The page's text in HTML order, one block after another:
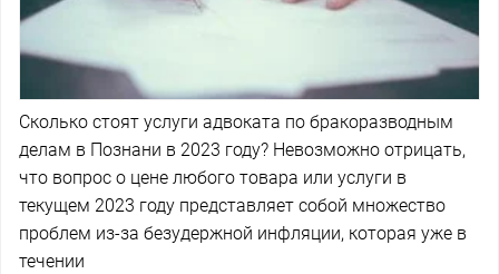
Сколько стоят услуги адвоката по бракоразводным
делам в Познани в 2023 году? Невозможно отрицать,
что вопрос о цене любого товара или услуги в
текущем 2023 году представляет собой множество
проблем из-за безудержной инфляции, которая уже в
течении